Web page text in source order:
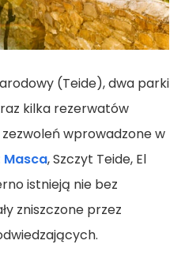
(Teide), dwa parki
kilka rezerwatów
wprowadzone w
Masca, Szczyt Teide, El
istnieją nie bez
zniszczone przez